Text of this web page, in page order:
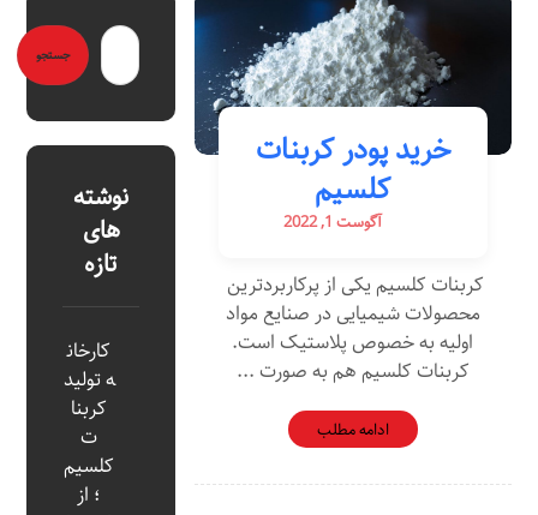
خرید پودر کربنات
کلسیم
آگوست 1, 2022
کربنات کلسیم یکی از پرکاربردترین
محصولات شیمیایی در صنایع مواد
اولیه به خصوص پلاستیک است.
کربنات کلسیم هم به صورت ...
ادامه مطلب
نوشته
های
تازه
کارخان
ه تولید
کربنا
ت
کلسیم
؛ از